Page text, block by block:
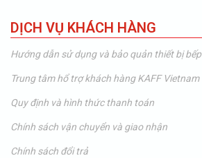
DỊCH VỤ KHÁCH HÀNG
Hướng dẫn sử dụng và bảo quản thiết bị bếp
Trung tâm hổ trợ khách hàng KAFF Vietnam
Quy định và hình thức thanh toán
Chính sách vận chuyển và giao nhận
Chính sách đổi trả